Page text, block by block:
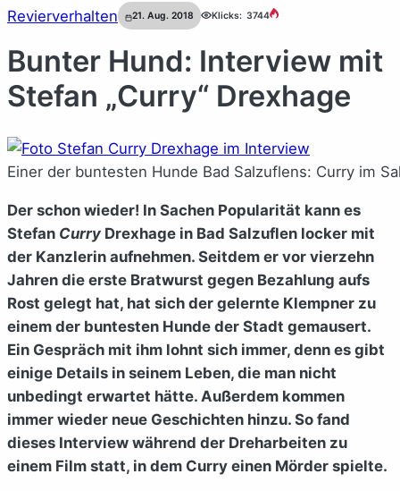
Revierverhalten 21. Aug. 2018 Klicks: 3744
Bunter Hund: Interview mit
Stefan „Curry“ Drexhage
Einer der buntesten Hunde Bad Salzuflens: Curry im
Der schon wieder! In Sachen Popularität kann es
Stefan Curry Drexhage in Bad Salzuflen locker mit
der Kanzlerin aufnehmen. Seitdem er vor vierzehn
Jahren die erste Bratwurst gegen Bezahlung aufs
Rost gelegt hat, hat sich der gelernte Klempner zu
einem der buntesten Hunde der Stadt gemausert.
Ein Gespräch mit ihm lohnt sich immer, denn es gibt
einige Details in seinem Leben, die man nicht
unbedingt erwartet hätte. Außerdem kommen
immer wieder neue Geschichten hinzu. So fand
dieses Interview während der Dreharbeiten zu
einem Film statt, in dem Curry einen Mörder spielte.